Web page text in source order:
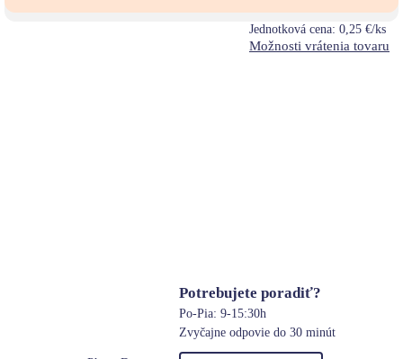
Jednotková cena: 0,25 €/ks
Možnosti vrátenia tovaru
Potrebujete poradiť?
Po-Pia: 9-15:30h
Zvyčajne odpovie do 30 minút